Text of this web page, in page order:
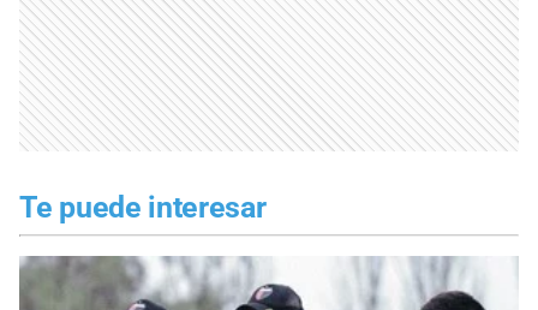
Te puede interesar